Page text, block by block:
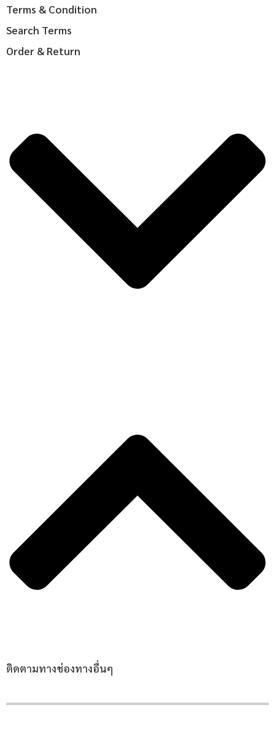
Terms & Condition
Search Terms
Order & Return
ติดตามทางช่องทางอื่นๆ